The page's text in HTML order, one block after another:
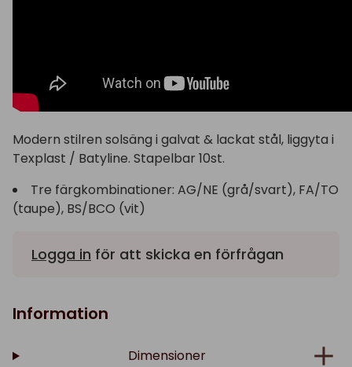
Modern stilren solsäng i galvat & lackat stål, liggyta i
Texplast / Batyline. Stapelbar 10st.
Tre färgkombinationer: AG/NE (grå/svart), FA/TO
(taupe), BS/BCO (vit)
Logga in för att skicka en förfrågan
Information
Dimensioner